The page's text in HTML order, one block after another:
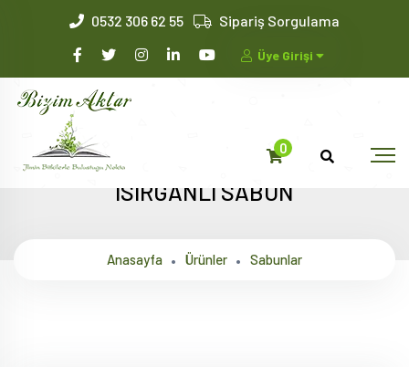
0532 306 62 55 Sipariş Sorgulama
Üye Girişi
0
ISIRGANLI SABUN
Anasayfa Ürünler Sabunlar